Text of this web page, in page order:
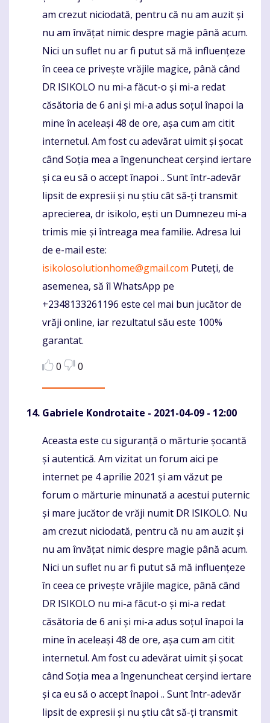
am crezut niciodată, pentru că nu am auzit și
nu am învățat nimic despre magie până acum.
Nici un suflet nu ar fi putut să mă influențeze
în ceea ce privește vrăjile magice, până când
DR ISIKOLO nu mi-a făcut-o și mi-a redat
căsătoria de 6 ani și mi-a adus soțul înapoi la
mine în aceleași 48 de ore, așa cum am citit
internetul. Am fost cu adevărat uimit și șocat
când Soția mea a îngenuncheat cerșind iertare
și ca eu să o accept înapoi .. Sunt într-adevăr
lipsit de expresii și nu știu cât să-ți transmit
aprecierea, dr isikolo, ești un Dumnezeu mi-a
trimis mie și întreaga mea familie. Adresa lui
de e-mail este:
isikolosolutionhome@gmail.com Puteți, de
asemenea, să îl WhatsApp pe
+2348133261196 este cel mai bun jucător de
vrăji online, iar rezultatul său este 100%
garantat.
0
0
Gabriele Kondrotaite - 2021-04-09 - 12:00
Komentaras
Aceasta este cu siguranță o mărturie șocantă
și autentică. Am vizitat un forum aici pe
internet pe 4 aprilie 2021 și am văzut pe
forum o mărturie minunată a acestui puternic
și mare jucător de vrăji numit DR ISIKOLO. Nu
am crezut niciodată, pentru că nu am auzit și
nu am învățat nimic despre magie până acum.
Nici un suflet nu ar fi putut să mă influențeze
în ceea ce privește vrăjile magice, până când
DR ISIKOLO nu mi-a făcut-o și mi-a redat
căsătoria de 6 ani și mi-a adus soțul înapoi la
mine în aceleași 48 de ore, așa cum am citit
internetul. Am fost cu adevărat uimit și șocat
când Soția mea a îngenuncheat cerșind iertare
și ca eu să o accept înapoi .. Sunt într-adevăr
lipsit de expresii și nu știu cât să-ți transmit